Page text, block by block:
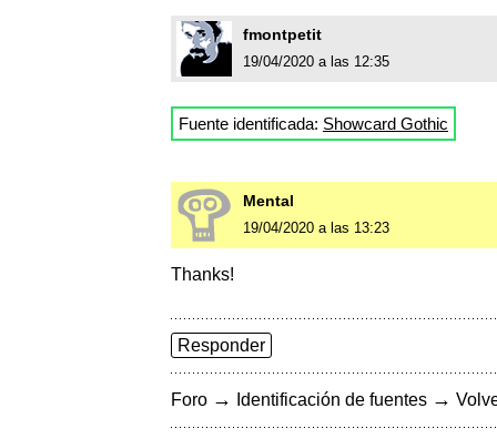
fmontpetit
19/04/2020 a las 12:35
Fuente identificada: Showcard Gothic
Mental
19/04/2020 a las 13:23
Thanks!
Responder
Foro → Identificación de fuentes →